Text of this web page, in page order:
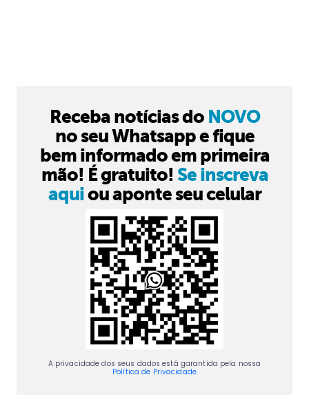
Receba notícias do NOVO
no seu Whatsapp e fique
bem informado em primeira
mão! É gratuito! Se inscreva
aquiou aponte seu celular
A privacidade dos seus dados está garantida pela nossa
Política de Privacidade